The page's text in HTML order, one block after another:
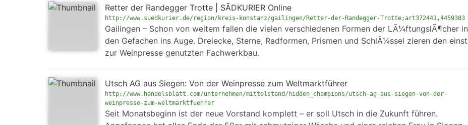
Retter der Randegger Trotte | SÃDKURIER Online
http://www.suedkurier.de/region/kreis-konstanz/gailingen/Retter-der-Randegger-Trotte;art372441,4459383
Gailingen – Schon von weitem fallen die vielen verschiedenen Formen der LÃ¼ftungslÃ¶cher in
den Gefachen ins Auge. Dreiecke, Sterne, Radformen, Prismen und SchlÃ¼ssel zieren den einst
zur Weinpresse genutzten Fachwerkbau.
Utsch AG aus Siegen: Von der Weinpresse zum Weltmarktführer
http://www.handelsblatt.com/unternehmen/mittelstand/hidden_champions/utsch-ag-aus-siegen-von-der-
weinpresse-zum-weltmarktfuehrer
Seit Monatsbeginn ist der neue Vorstand komplett – er soll Utsch in die Zukunft führen.